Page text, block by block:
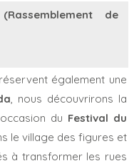
de
également une
, nous découvrirons la
du Festival du
le village des figures et
à transformer les rues